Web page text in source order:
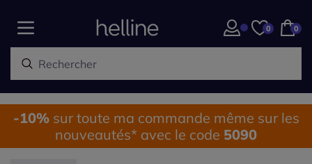
0 0
-10%sur toute ma commande même sur les
nouveautés* avec le code 5090